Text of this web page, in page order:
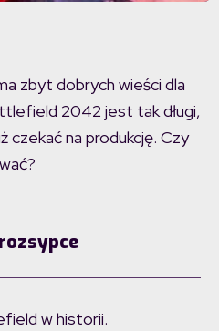
zbyt dobrych wieści dla
2042 jest tak długi,
czekać na produkcję. Czy
w historii.